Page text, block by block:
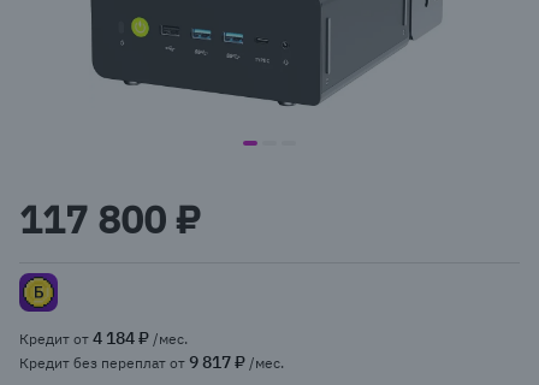
item
of
3
117 800 ₽
Кредит от 4 184 ₽ /мес.
Кредит без переплат от 9 817 ₽ /мес.